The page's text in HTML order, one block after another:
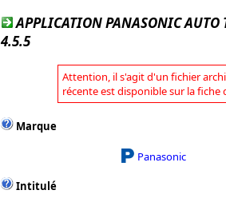
APPLICATION PANASONIC AUTO
4.5.5
Attention, il s'agit d'un fichier
récente est disponible sur la fiche
Marque
Panasonic
Intitulé